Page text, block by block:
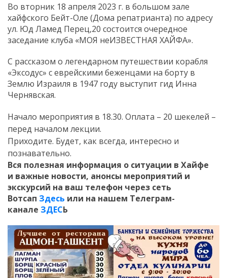
Во вторник 18 апреля 2023 г. в большом зале
хайфского Бейт-Оле (Дома репатрианта) по адресу
ул. Юд Ламед Перец,20 состоится очередное
заседание клуба «МОЯ неИЗВЕСТНАЯ ХАЙФА».
С рассказом о легендарном путешествии корабля
«Эксодус» с еврейскими беженцами на борту в
Землю Израиля в 1947 году выступит гид Инна
Чернявская.
Начало мероприятия в 18.30. Оплата – 20 шекелей –
перед началом лекции.
Приходите. Будет, как всегда, интересно и
познавательно.
Вся полезная информация о ситуации в Хайфе
и важные новости, анонсы мероприятий и
экскурсий на ваш телефон через сеть
Вотсап Здесь или на нашем Телеграм-
канале ЗДЕСЬ